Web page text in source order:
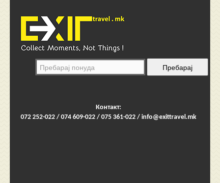
Контакт:
072 252-022 / 074 609-022 / 075 361-022 / info@exittravel.mk